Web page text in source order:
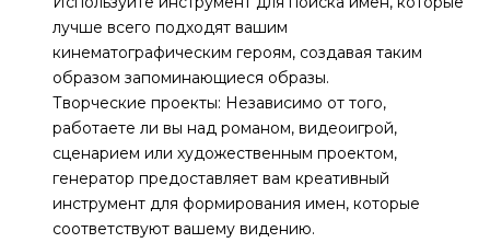
лучше всего подходят вашим
кинематографическим героям, создавая таким
образом запоминающиеся образы.
Творческие проекты: Независимо от того,
работаете ли вы над романом, видеоигрой,
сценарием или художественным проектом,
генератор предоставляет вам креативный
инструмент для формирования имен, которые
соответствуют вашему видению.